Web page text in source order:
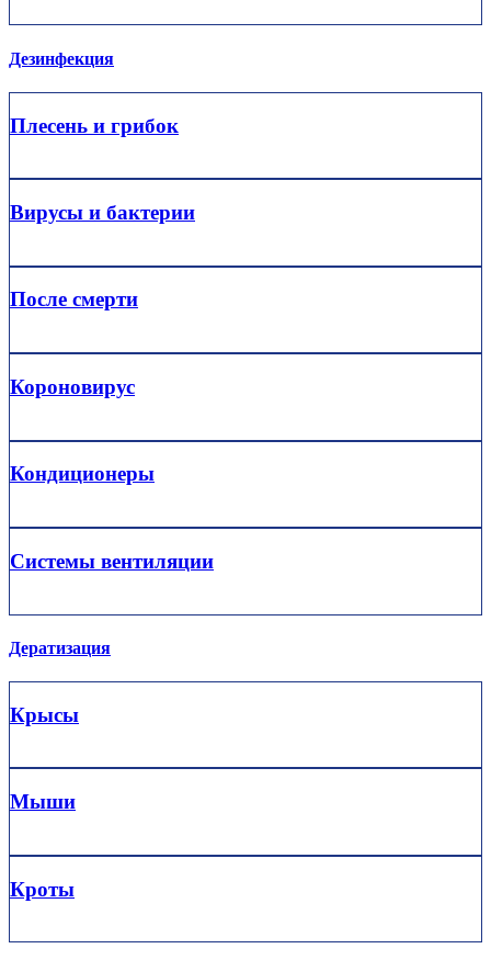
Дезинфекция
Плесень и грибок
Вирусы и бактерии
После смерти
Короновирус
Кондиционеры
Системы вентиляции
Дератизация
Крысы
Мыши
Кроты